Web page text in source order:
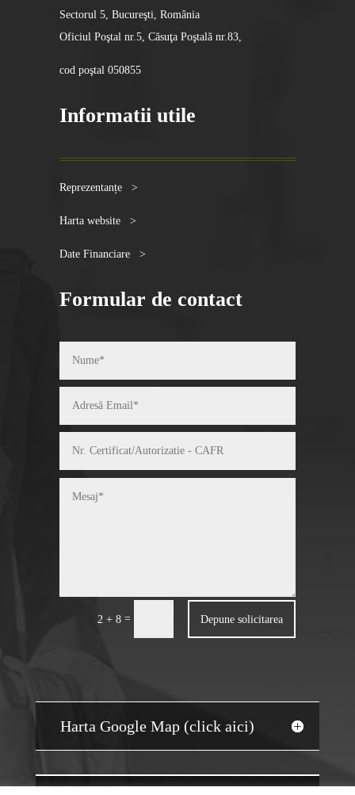
Sectorul 5, Bucureşti, România
Oficiul Poştal nr.5, Căsuţa Poştală nr.83,
cod poştal 050855
Informatii utile
Reprezentanțe >
Harta website >
Date Financiare >
Formular de contact
2 + 8 = Depune solicitarea
Harta Google Map (click aici)